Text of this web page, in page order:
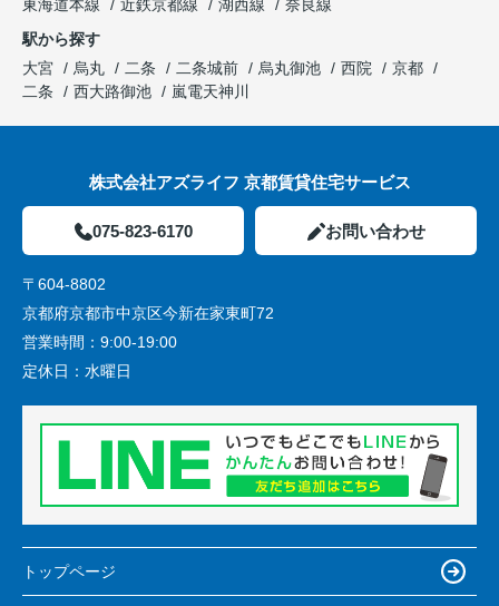
東海道本線
近鉄京都線 湖西線
奈良線
駅から探す
大宮
烏丸 二条 二条城前 烏丸御池 西院
京都
二条
西大路御池 嵐電天神川
株式会社アズライフ 京都賃貸住宅サービス
075-823-6170 お問い合わせ
〒604-8802
京都府京都市中京区今新在家東町72
営業時間： 9:00-19:00
定休日： 水曜日
トップページ